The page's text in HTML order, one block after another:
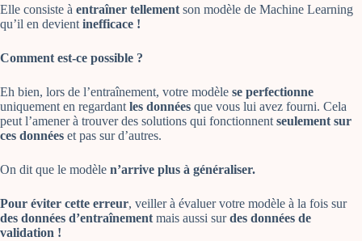
Elle consiste à entraîner tellement son modèle de Machine Learning
qu’il en devient inefficace !
Comment est-ce possible ?
Eh bien, lors de l’entraînement, votre modèle se perfectionne
uniquement en regardant les données que vous lui avez fourni. Cela
peut l’amener à trouver des solutions qui fonctionnent seulement sur
ces données et pas sur d’autres.
On dit que le modèle n’arrive plus à généraliser.
Pour éviter cette erreur, veiller à évaluer votre modèle à la fois sur
des données d’entraînement mais aussi surdes données de
validation !